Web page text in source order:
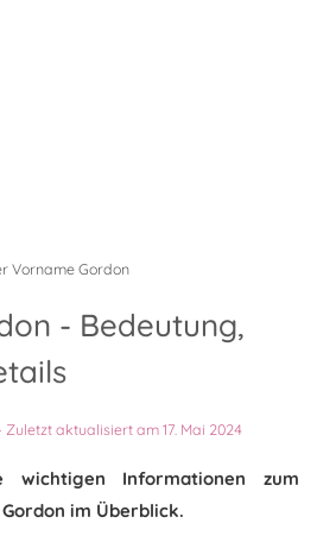
Vorname Gordon
- Bedeutung,
Zuletzt aktualisiert am 17. Mai 2024
Informationen zum
im Überblick.